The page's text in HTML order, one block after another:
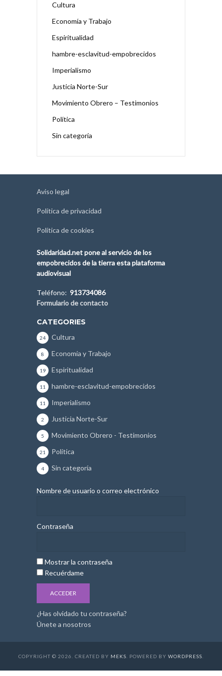
Cultura
Economía y Trabajo
Espiritualidad
hambre-esclavitud-empobrecidos
Imperialismo
Justicia Norte-Sur
Movimiento Obrero – Testimonios
Política
Sin categoría
Aviso legal
Política de privacidad
Política de cookies
Solidaridad.net pone al servicio de los
empobrecidos de la tierra esta plataforma
audiovisual
Teléfono: 913734086
Formulario de contacto
CATEGORIES
Cultura
24
Economía y Trabajo
8
Espiritualidad
19
hambre-esclavitud-empobrecidos
11
Imperialismo
11
Justicia Norte-Sur
2
Movimiento Obrero - Testimonios
5
Política
21
Sin categoría
4
Nombre de usuario o correo electrónico
Contraseña
Mostrar la contraseña
Recuérdame
¿Has olvidado tu contraseña?
Únete a nosotros
COPYRIGHT © 2026. CREATED BY MEKS . POWERED BY WORDPRESS